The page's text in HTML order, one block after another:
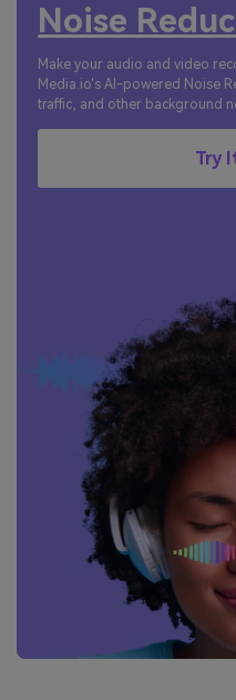
Noise
Make your audio and video
Media.io's AI-powered Noise
traffic, and other background
Try